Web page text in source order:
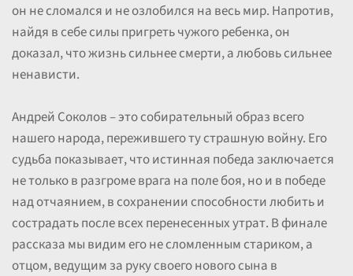
он не сломался и не озлобился на весь мир. Напротив,
найдя в себе силы пригреть чужого ребенка, он
доказал, что жизнь сильнее смерти, а любовь сильнее
ненависти.
Андрей Соколов – это собирательный образ всего
нашего народа, пережившего ту страшную войну. Его
судьба показывает, что истинная победа заключается
не только в разгроме врага на поле боя, но и в победе
над отчаянием, в сохранении способности любить и
сострадать после всех перенесенных утрат. В финале
рассказа мы видим его не сломленным стариком, а
отцом, ведущим за руку своего нового сына в